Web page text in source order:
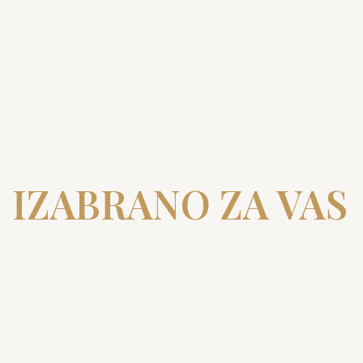
IZABRANO ZA VAS